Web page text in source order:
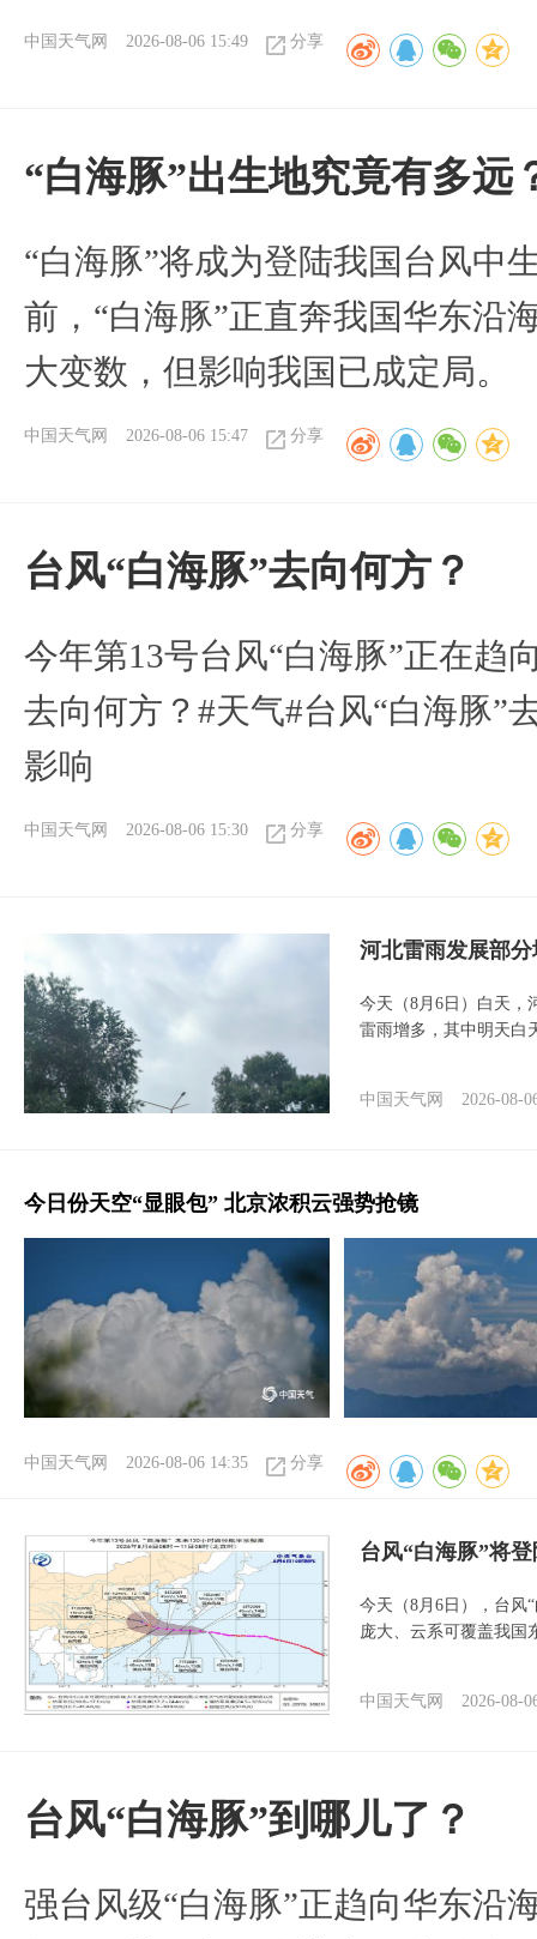
中国天气网 2026-08-06 15:49 分享
“白海豚”出生地究竟有多远
“白海豚”将成为登陆我国台风中
前，“白海豚”正直奔我国华东沿
大变数，但影响我国已成定局。
中国天气网 2026-08-06 15:47 分享
台风“白海豚”去向何方？
今年第13号台风“白海豚”正在趋
去向何方？#天气#台风“白海豚”
影响
中国天气网 2026-08-06 15:30 分享
河北雷雨发展部
今天（8月6日）白天，
雷雨增多，其中明天白
中国天气网 2026-08-
今日份天空“显眼包” 北京浓积云强势抢镜
中国天气网 2026-08-06 14:35 分享
台风“白海豚”将
今天（8月6日），台风
庞大、云系可覆盖我国
中国天气网 2026-08-
台风“白海豚”到哪儿了？
强台风级“白海豚”正趋向华东沿